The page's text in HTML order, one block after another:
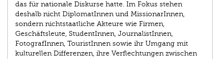
das für nationale Diskurse hatte. Im Fokus stehen
deshalb nicht DiplomatInnen und MissionarInnen,
sondern nichtstaatliche Akteure wie Firmen,
Geschäftsleute, StudentInnen, JournalistInnen,
FotografInnen, TouristInnen sowie ihr Umgang mit
kulturellen Differenzen, ihre Verflechtungen zwischen